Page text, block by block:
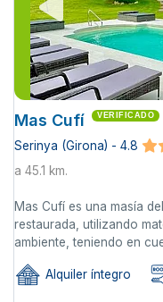
Mas Cufí VERIFICADO
Serinya (Girona) - 4.8
a 45.1 km.
Mas Cufí es una masía
restaurada, utilizando
ambiente, teniendo en
Alquiler íntegro